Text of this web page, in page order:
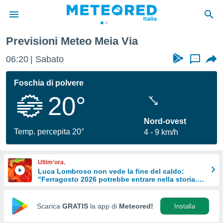
di
per
le
di
Web
Previsioni Meteo Meia Via
06:20 Sabato ...
Foschia di polvere
20°
Temp. percepita 20°
Nord-ovest
4
9 km/h
Ultim'ora.
Luca Lombroso non vede la fine del caldo:
"Ferragosto 2026 potrebbe entrare nella storia.
Scarica GRATIS la app di Meteored! Installa